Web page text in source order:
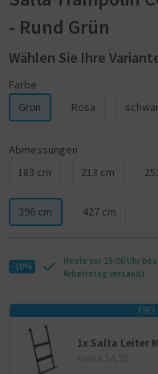
- Rund Grün
Wählen Sie Ihre
Farbe
Grün
Rosa
Abmessungen
183 cm
213 cm
396 cm 427 cm
-10%
Heute vor 15:00 Uhr
Arbeitstag versandt
FREI
1x Salta Leiter